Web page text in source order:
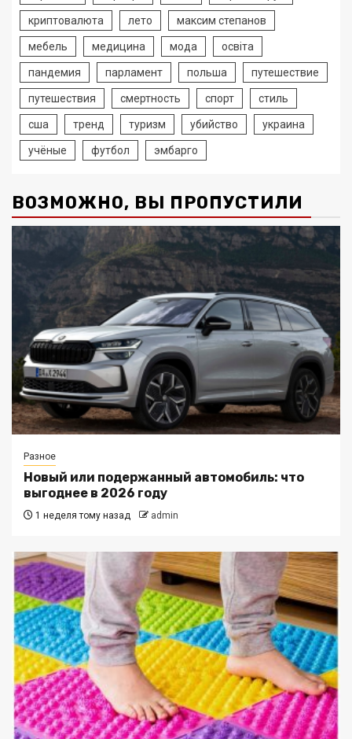
криптовалюта лето максим степанов
мебель медицина мода освіта
пандемия парламент польша путешествие
путешествия смертность спорт стиль
сша тренд туризм убийство украина
учёные футбол эмбарго
ВОЗМОЖНО, ВЫ ПРОПУСТИЛИ
Разное
Новый или подержанный автомобиль: что
выгоднее в 2026 году
1 неделя тому назад admin